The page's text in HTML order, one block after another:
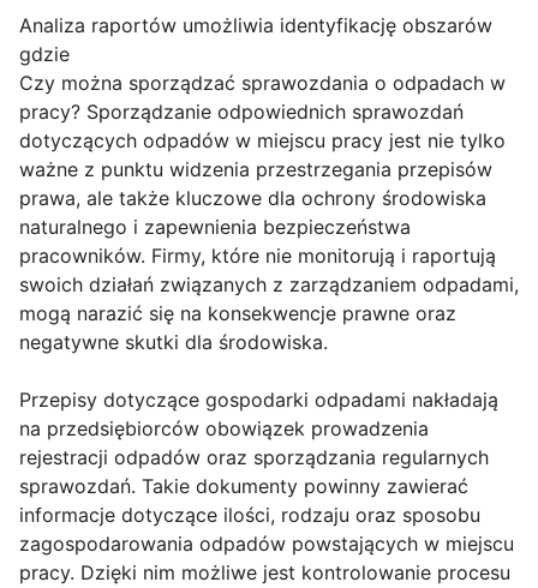
Analiza raportów umożliwia identyfikację obszarów
gdzie
Czy można sporządzać sprawozdania o odpadach w
pracy? Sporządzanie odpowiednich sprawozdań
dotyczących odpadów w miejscu pracy jest nie tylko
ważne z punktu widzenia przestrzegania przepisów
prawa, ale także kluczowe dla ochrony środowiska
naturalnego i zapewnienia bezpieczeństwa
pracowników. Firmy, które nie monitorują i raportują
swoich działań związanych z zarządzaniem odpadami,
mogą narazić się na konsekwencje prawne oraz
negatywne skutki dla środowiska.
Przepisy dotyczące gospodarki odpadami nakładają
na przedsiębiorców obowiązek prowadzenia
rejestracji odpadów oraz sporządzania regularnych
sprawozdań. Takie dokumenty powinny zawierać
informacje dotyczące ilości, rodzaju oraz sposobu
zagospodarowania odpadów powstających w miejscu
pracy. Dzięki nim możliwe jest kontrolowanie procesu